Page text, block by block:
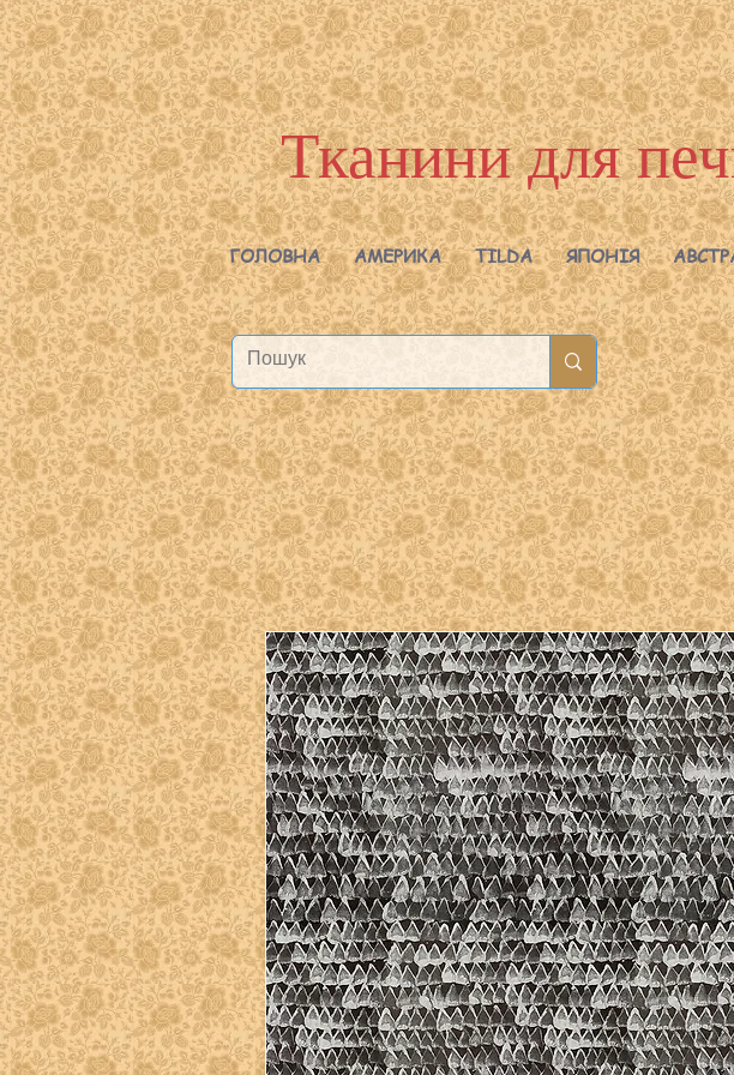
Тканини для
ГОЛОВНА АМЕРИКА TILDA ЯПОНІЯ